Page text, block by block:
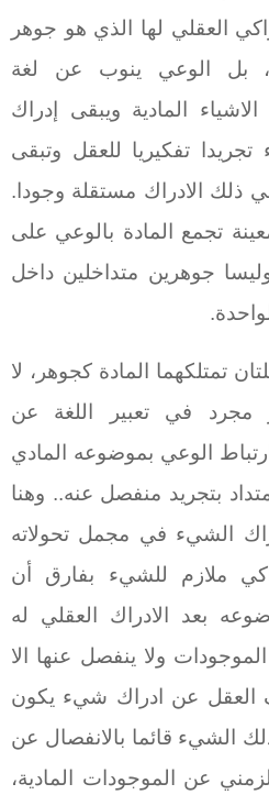
العقلي لها الذي هو جوهر
بل الوعي ينوب عن لغة
المادية ويبقى إدراك
تجريدا تفكيريا للعقل وتبقى
ذلك الادراك مستقلة وجودا.
تجمع المادة بالوعي على
جوهرين متداخلين داخل
تمتلكهما المادة كجوهر، لا
مجرد في تعبير اللغة عن
الوعي بموضوعه المادي
بتجريد منفصل عنه.. وهنا
الشيء في مجمل تحولاته
ملازم للشيء بفارق أن
بعد الادراك العقلي له
ولا ينفصل عنها الا
العقل عن ادراك شيء يكون
الشيء قائما بالانفصال عن
عن الموجودات المادية،